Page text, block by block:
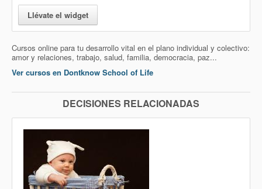
Llévate el widget
Cursos online para tu desarrollo vital en el plano individual y colectivo:
amor y relaciones, trabajo, salud, familia, democracia, paz...
Ver cursos en Dontknow School of Life
DECISIONES RELACIONADAS